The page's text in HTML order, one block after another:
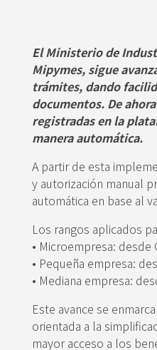
El Ministerio de
Mipymes, sigue
trámites, dando
documentos. De
registradas en la
manera automática.
A partir de esta
y autorización manual
automática en base al
Los rangos aplicados
• Microempresa: desde
• Pequeña empresa:
• Mediana empresa:
Este avance se
orientada a la
mayor acceso a los